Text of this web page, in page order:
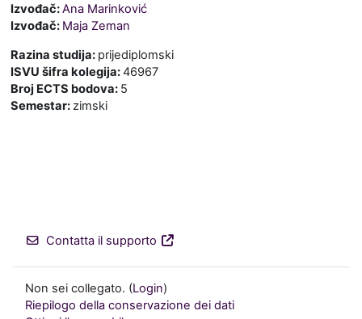
Izvođač:Ana Marinković
Izvođač: Maja Zeman
Razina studija: prijediplomski
ISVU šifra kolegija:46967
Broj ECTS bodova: 5
Semestar:zimski
Contatta il supporto
Non sei collegato. (Login)
Riepilogo della conservazione dei dati